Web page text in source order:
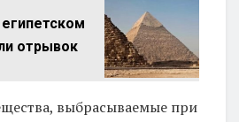
отрывок
выбрасываемые при